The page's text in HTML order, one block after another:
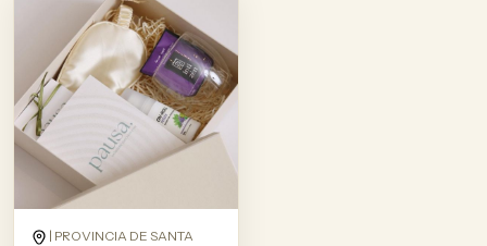
| PROVINCIA DE SANTA